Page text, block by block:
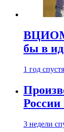
бы в
1 год спустя
России
3 недели